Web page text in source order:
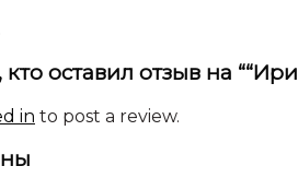
оставил отзыв на
in to post a review.